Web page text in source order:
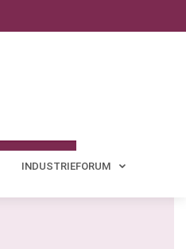
INDUSTRIEFORUM